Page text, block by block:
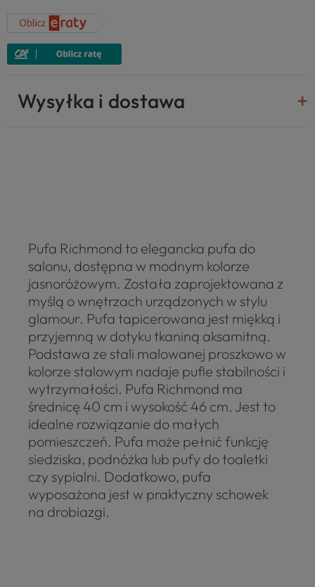
Wysyłka i dostawa
Pufa Richmond to elegancka pufa do
salonu, dostępna w modnym kolorze
jasnoróżowym. Została zaprojektowana z
myślą o wnętrzach urządzonych w stylu
glamour. Pufa tapicerowana jest miękką i
przyjemną w dotyku tkaniną aksamitną.
Podstawa ze stali malowanej proszkowo w
kolorze stalowym nadaje pufie stabilności i
wytrzymałości. Pufa Richmond ma
średnicę 40 cm i wysokość 46 cm. Jest to
idealne rozwiązanie do małych
pomieszczeń. Pufa może pełnić funkcję
siedziska, podnóżka lub pufy do toaletki
czy sypialni. Dodatkowo, pufa
wyposażona jest w praktyczny schowek
na drobiazgi.